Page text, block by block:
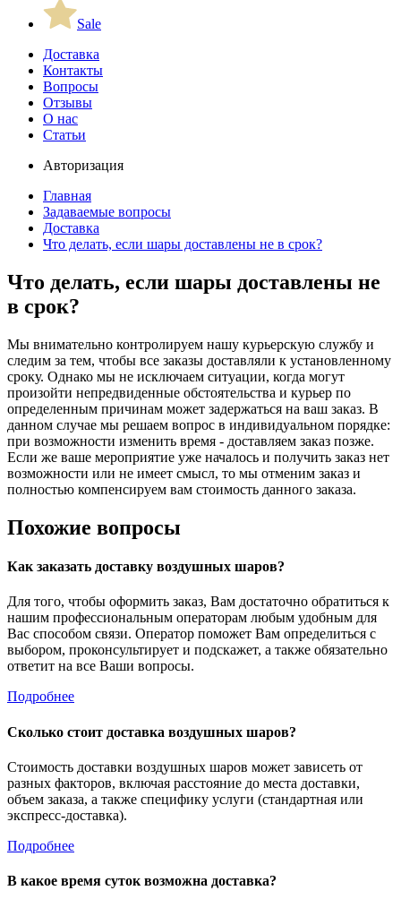
Sale
Доставка
Контакты
Вопросы
Отзывы
О нас
Статьи
Авторизация
Главная
Задаваемые вопросы
Доставка
Что делать, если шары доставлены не в срок?
Что делать, если шары доставлены не
в срок?
Мы внимательно контролируем нашу курьерскую службу и
следим за тем, чтобы все заказы доставляли к установленному
сроку. Однако мы не исключаем ситуации, когда могут
произойти непредвиденные обстоятельства и курьер по
определенным причинам может задержаться на ваш заказ. В
данном случае мы решаем вопрос в индивидуальном порядке:
при возможности изменить время - доставляем заказ позже.
Если же ваше мероприятие уже началось и получить заказ нет
возможности или не имеет смысл, то мы отменим заказ и
полностью компенсируем вам стоимость данного заказа.
Похожие вопросы
Как заказать доставку воздушных шаров?
Для того, чтобы оформить заказ, Вам достаточно обратиться к
нашим профессиональным операторам любым удобным для
Вас способом связи. Оператор поможет Вам определиться с
выбором, проконсультирует и подскажет, а также обязательно
ответит на все Ваши вопросы.
Подробнее
Сколько стоит доставка воздушных шаров?
Стоимость доставки воздушных шаров может зависеть от
разных факторов, включая расстояние до места доставки,
объем заказа, а также специфику услуги (стандартная или
экспресс-доставка).
Подробнее
В какое время суток возможна доставка?